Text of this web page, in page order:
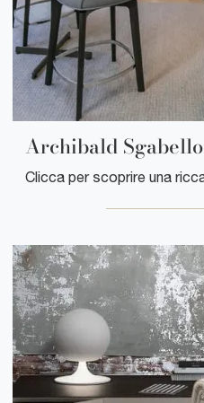
Archibald Sgabello